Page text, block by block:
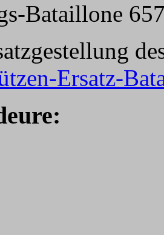
Bataillone
Ersatz-